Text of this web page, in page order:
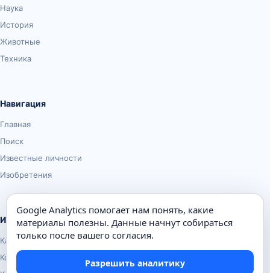
Наука
История
Животные
Техника
Навигация
Главная
Поиск
Известные личности
Изобретения
Информация
Карта сайта
Контакты
Google Analytics помогает нам понять, какие
материалы полезны. Данные начнут собираться
только после вашего согласия.
Разрешить аналитику